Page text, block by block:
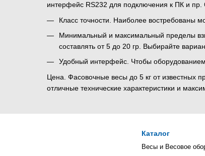
интерфейс RS232 для подключения к ПК и
Класс точности. Наиболее востребованы
Минимальный и максимальный пределы
составлять от 5 до 20 гр. Выбирайте
Удобный интерфейс. Чтобы
Цена. Фасовочные весы до 5 кг от известных
отличные технические характеристики и
Каталог
Весы и Весовое